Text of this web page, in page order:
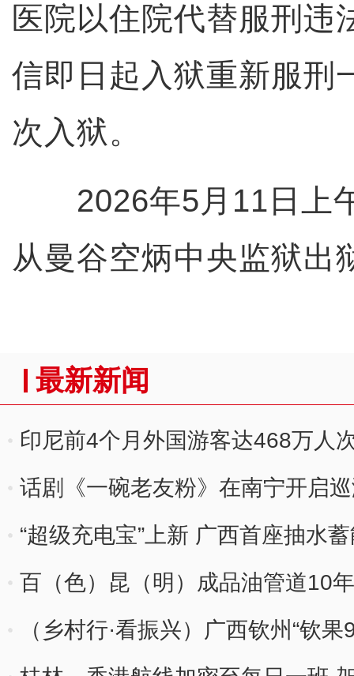
医院以住院代替服刑违
信即日起入狱重新服刑
次入狱。
2026年5月11日上
从曼谷空炳中央监狱出
最新新闻
印尼前4个月外国游客达468万人
话剧《一碗老友粉》在南宁开启
“超级充电宝”上新 广西首座抽水
顶
百（色）昆（明）成品油管道10
（乡村行·看振兴）广西钦州“钦